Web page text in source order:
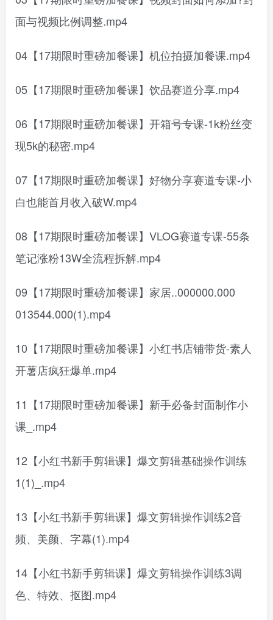
面与视频比例调整.mp4
04【17期限时重磅加餐课】机位拍摄加餐课.mp4
05【17期限时重磅加餐课】饮品赛道分享.mp4
06【17期限时重磅加餐课】开箱号专课-1k粉丝变
现5k的秘密.mp4
07【17期限时重磅加餐课】好物分享赛道专课-小
白也能首月收入破W.mp4
08【17期限时重磅加餐课】VLOG赛道专课-55条
笔记涨粉13W全流程拆解.mp4
09【17期限时重磅加餐课】家居..000000.000
013544.000(1).mp4
10【17期限时重磅加餐课】小红书店铺带货-素人
开薯店疯狂爆单.mp4
11【17期限时重磅加餐课】新手必备封面制作小
课_.mp4
12【小红书新手剪辑课】爆文剪辑基础操作训练
1(1)_.mp4
13【小红书新手剪辑课】爆文剪辑操作训练2音
频、美颜、字幕(1).mp4
14【小红书新手剪辑课】爆文剪辑操作训练3调
色、特效、抠图.mp4